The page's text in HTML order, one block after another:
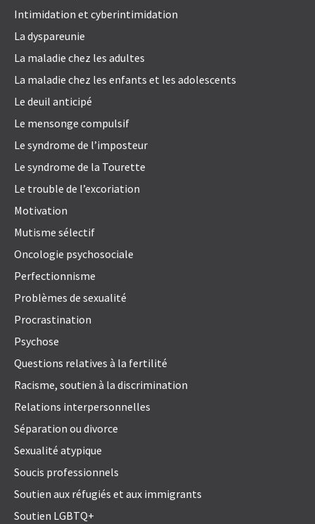
Intimidation et cyberintimidation
La dyspareunie
La maladie chez les adultes
La maladie chez les enfants et les adolescents
Le deuil anticipé
Le mensonge compulsif
Le syndrome de l’imposteur
Le syndrome de la Tourette
Le trouble de l’excoriation
Motivation
Mutisme sélectif
Oncologie psychosociale
Perfectionnisme
Problèmes de sexualité
Procrastination
Psychose
Questions relatives à la fertilité
Racisme, soutien à la discrimination
Relations interpersonnelles
Séparation ou divorce
Sexualité atypique
Soucis professionnels
Soutien aux réfugiés et aux immigrants
Soutien LGBTQ+